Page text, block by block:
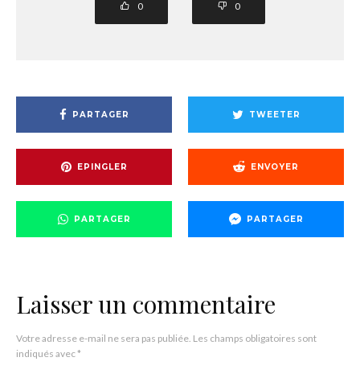
0 0
PARTAGER TWEETER
EPINGLER ENVOYER
PARTAGER PARTAGER
Laisser un commentaire
Votre adresse e-mail ne sera pas publiée. Les champs obligatoires sont
indiqués avec*